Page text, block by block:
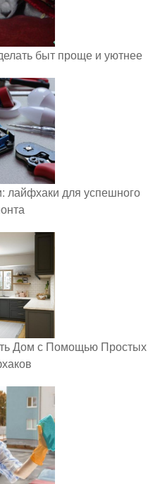
быт проще и уютнее
лайфхаки для успешного
Дом с Помощью Простых